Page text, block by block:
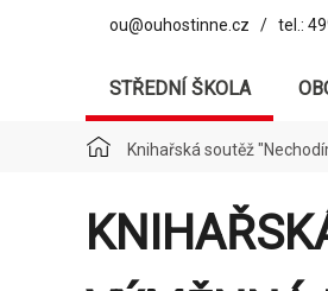
ou@ouhostinne.cz / tel.:
STŘEDNÍ ŠKOLA
Knihařská soutěž